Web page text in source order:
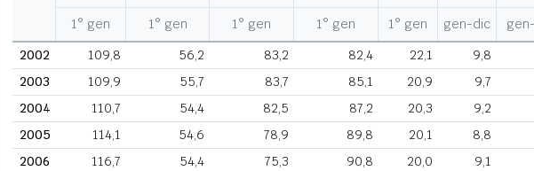
1° gen 1° gen 1° gen 1° gen 1° gen gen-dic
2002
109,8 56,2 83,2 82,4 22,1
9,8
2003
109,9 55,7 83,7 85,1 20,9
9,7
2004
110,7 54,4 82,5 87,2 20,3
9,2
2005
114,1 54,6 78,9 89,8 20,1
8,8
2006
116,7 54,4 75,3 90,8 20,0
9,1